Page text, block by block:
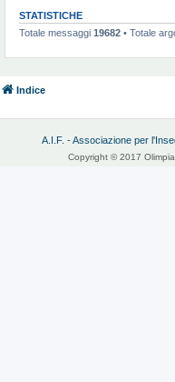
STATISTICHE
Totale messaggi 19682 • Totale
Indice
A.I.F. - Associazione per
Copyright © 2017